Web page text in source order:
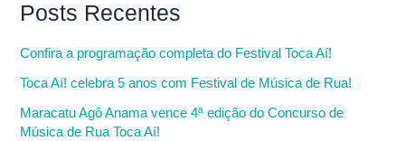
Posts Recentes
Confira a programação completa do Festival Toca Aí!
Toca Aí! celebra 5 anos com Festival de Música de Rua!
Maracatu Agô Anama vence 4ª edição do Concurso de
Música de Rua Toca Aí!